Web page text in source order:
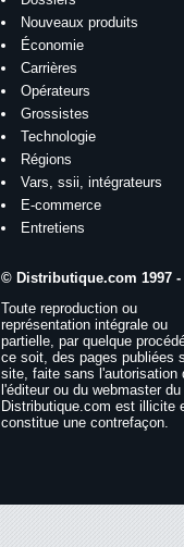
Nouveaux produits
Économie
Carrières
Opérateurs
Grossistes
Technologie
Régions
Vars, ssii, intégrateurs
E-commerce
Entretiens
© Distributique.com 1997 -
Toute reproduction ou
représentation intégrale ou
partielle, par quelque
ce soit, des pages publiées
site, faite sans l'autorisation
l'éditeur ou du webmaster
Distributique.com est illicite
constitue une contrefaçon.